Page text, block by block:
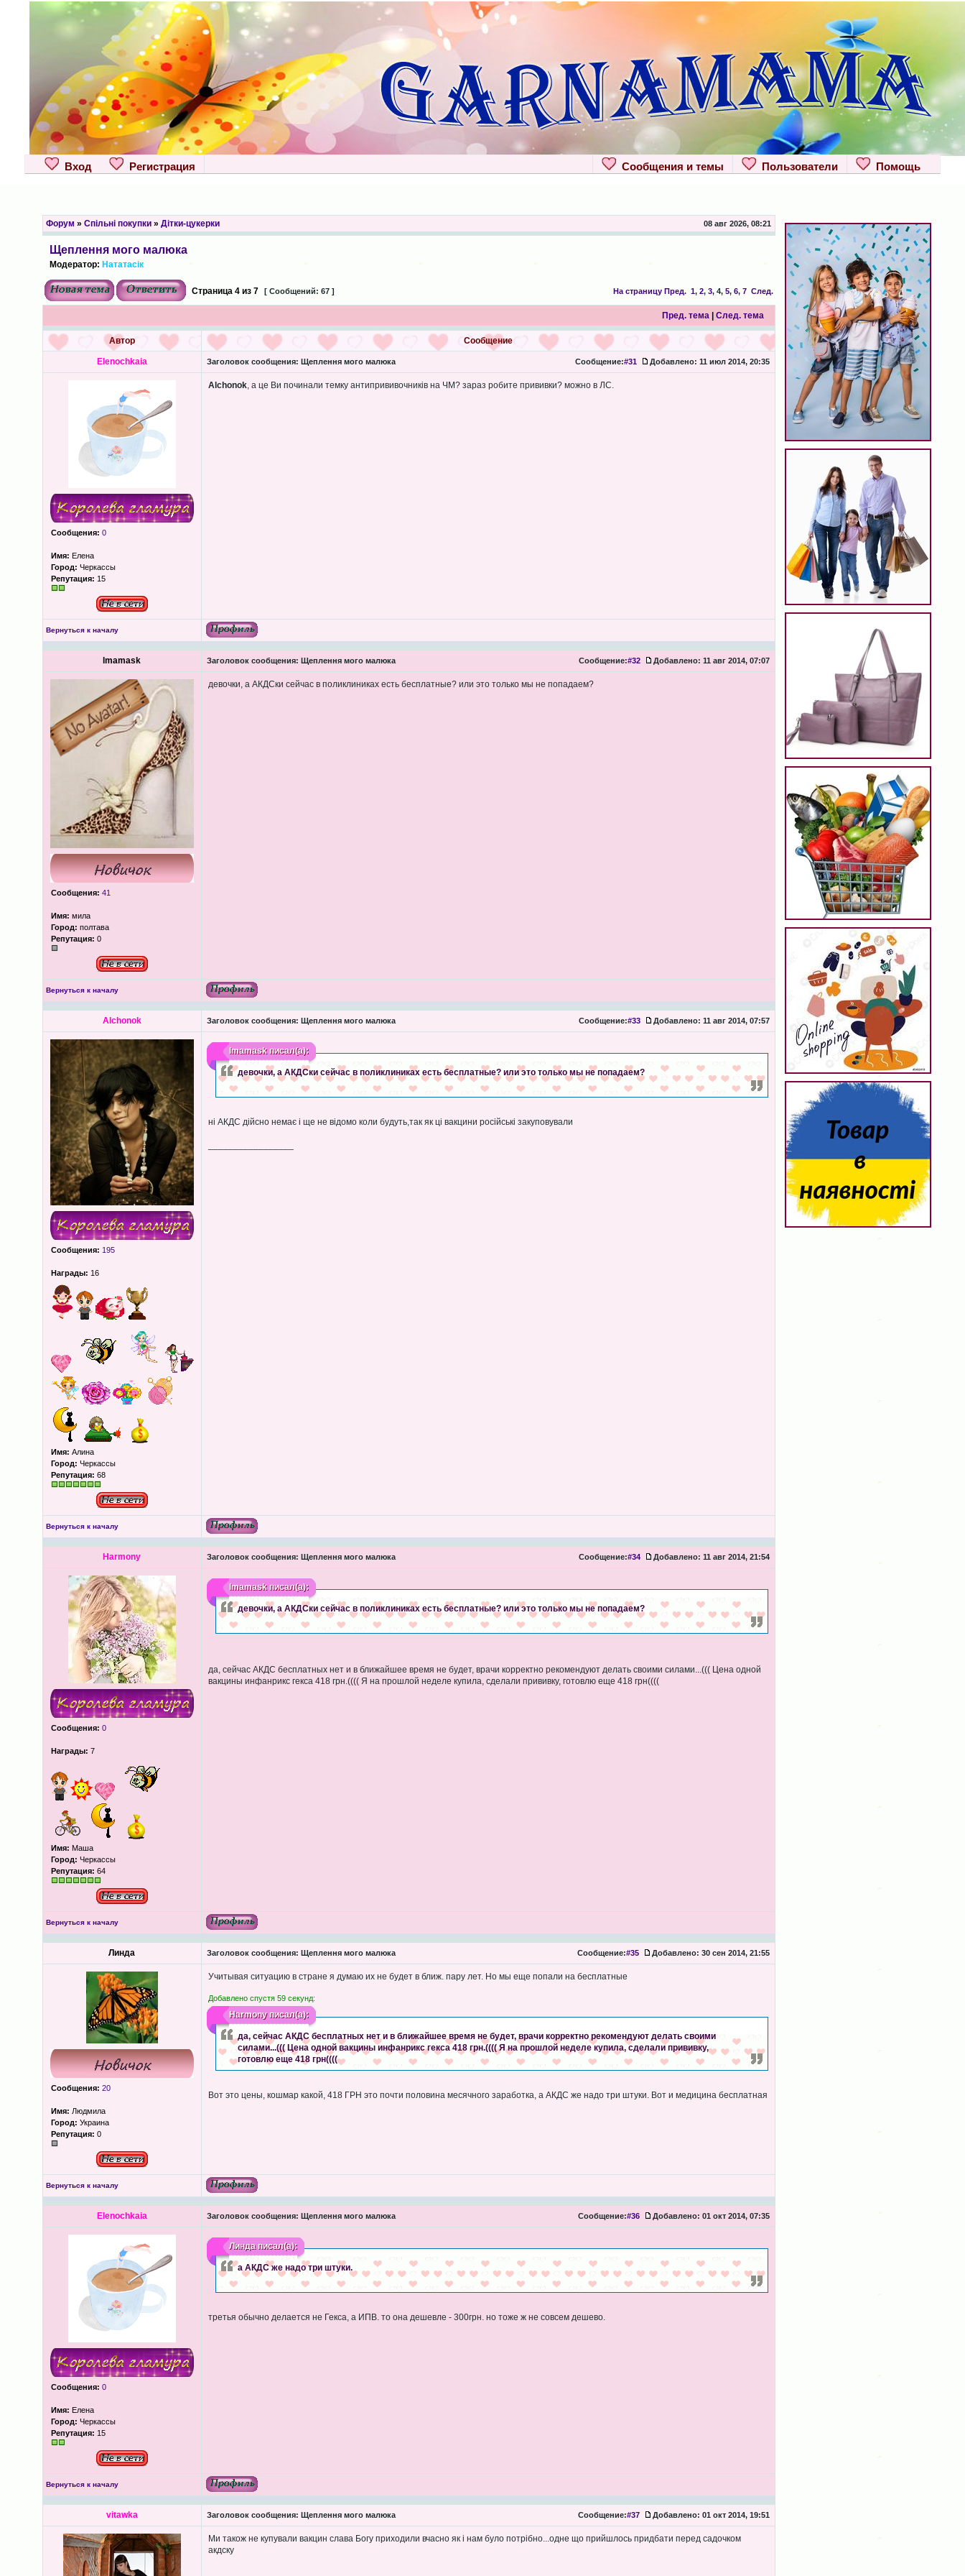
Вход Регистрация Помощь
Пользователи
Сообщения и темы
Форум » Спільні покупки» Дітки-цукерки 08 авг 2026, 08:21
Щеплення мого малюка
Модератор: Нататасік
Страница 4из 7 [ Сообщений: 67 ] На страницу Пред. 1, 2, 3, 4, 5, 6, 7 След.
Пред. тема| След. тема
Автор Сообщение
Elenochkaia Заголовок сообщения: Щеплення мого малюка Сообщение:#31 Добавлено: 11 июл 2014, 20:35
Сообщения: 0
Имя: Елена
Город: Черкассы
Репутация: 15
Alchonok, а це Ви починали темку антипрививочників на ЧМ? зараз робите прививки? можно в ЛС.
Вернуться к началу
lmamask Заголовок сообщения: Щеплення мого малюка Сообщение:#32 Добавлено: 11 авг 2014, 07:07
Сообщения: 41
Имя: мила
Город: полтава
Репутация: 0
девочки, а АКДСки сейчас в поликлиниках есть бесплатные? или это только мы не попадаем?
Вернуться к началу
Alchonok Заголовок сообщения: Щеплення мого малюка Сообщение:#33 Добавлено: 11 авг 2014, 07:57
Сообщения: 195
Награды: 16
Имя: Алина
Город: Черкассы
Репутация: 68
lmamaskписал(а):
девочки, а АКДСки сейчас в поликлиниках есть бесплатные? или это только мы не попадаем?
ні АКДС дійсно немає і ще не відомо коли будуть,так як ці вакцини російські закуповували
Вернуться к началу
Harmony Заголовок сообщения: Щеплення мого малюка Сообщение:#34 Добавлено: 11 авг 2014, 21:54
Сообщения: 0
Награды: 7
Имя: Маша
Город: Черкассы
Репутация: 64
lmamaskписал(а):
девочки, а АКДСки сейчас в поликлиниках есть бесплатные? или это только мы не попадаем?
да, сейчас АКДС бесплатных нет и в ближайшее время не будет, врачи корректно рекомендуют делать своими силами...((( Цена одной
вакцины инфанрикс гекса 418 грн.(((( Я на прошлой неделе купила, сделали прививку, готовлю еще 418 грн((((
Вернуться к началу
Линда Заголовок сообщения: Щеплення мого малюка Сообщение:#35 Добавлено: 30 сен 2014, 21:55
Сообщения: 20
Имя: Людмила
Город: Украина
Репутация: 0
Учитывая ситуацию в стране я думаю их не будет в ближ. пару лет. Но мы еще попали на бесплатные
Добавлено спустя 59 секунд:
Harmonyписал(а):
да, сейчас АКДС бесплатных нет и в ближайшее время не будет, врачи корректно рекомендуют делать своими
силами...((( Цена одной вакцины инфанрикс гекса 418 грн.(((( Я на прошлой неделе купила, сделали прививку,
готовлю еще 418 грн((((
Вот это цены, кошмар какой, 418 ГРН это почти половина месячного заработка, а АКДС же надо три штуки. Вот и медицина бесплатная
Вернуться к началу
Elenochkaia Заголовок сообщения: Щеплення мого малюка Сообщение:#36 Добавлено: 01 окт 2014, 07:35
Сообщения: 0
Имя: Елена
Город: Черкассы
Репутация: 15
Линдаписал(а):
а АКДС же надо три штуки.
третья обычно делается не Гекса, а ИПВ. то она дешевле - 300грн. но тоже ж не совсем дешево.
Вернуться к началу
vitawka Заголовок сообщения: Щеплення мого малюка Сообщение:#37 Добавлено: 01 окт 2014, 19:51
Ми також не купували вакцин слава Богу приходили вчасно як і нам було потрібно...одне що прийшлось придбати перед садочком
акдску